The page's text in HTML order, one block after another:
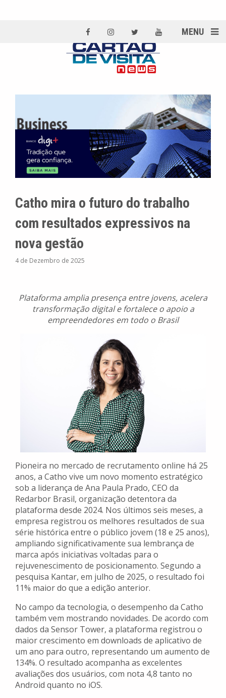
MENU
Catho mira o futuro do trabalho
com resultados expressivos na
nova gestão
4 de Dezembro de 2025
Plataforma amplia presença entre jovens, acelera
transformação digital e fortalece o apoio a
empreendedores em todo o Brasil
Pioneira no mercado de recrutamento online há 25
anos, a Catho vive um novo momento estratégico
sob a liderança de Ana Paula Prado, CEO da
Redarbor Brasil, organização detentora da
plataforma desde 2024. Nos últimos seis meses, a
empresa registrou os melhores resultados de sua
série histórica entre o público jovem (18 e 25 anos),
ampliando significativamente sua lembrança de
marca após iniciativas voltadas para o
rejuvenescimento de posicionamento. Segundo a
pesquisa Kantar, em julho de 2025, o resultado foi
11% maior do que a edição anterior.
No campo da tecnologia, o desempenho da Catho
também vem mostrando novidades. De acordo com
dados da Sensor Tower, a plataforma registrou o
maior crescimento em downloads de aplicativo de
um ano para outro, representando um aumento de
134%. O resultado acompanha as excelentes
avaliações dos usuários, com nota 4,8 tanto no
Android quanto no iOS.